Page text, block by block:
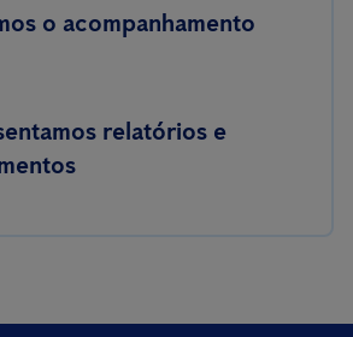
o acompanhamento
relatórios e